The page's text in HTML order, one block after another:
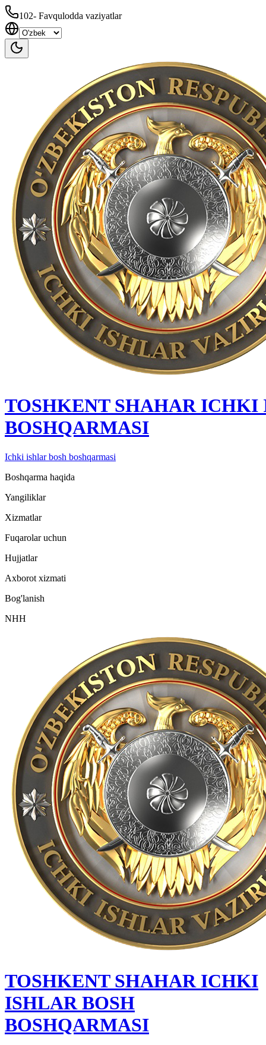
102- Favqulodda vaziyatlar
TOSHKENT SHAHAR IСHKI
BOSHQARMASI
Ichki ishlar bosh boshqarmasi
Boshqarma haqida
Yangiliklar
Xizmatlar
Fuqarolar uchun
Hujjatlar
Axborot xizmati
Bog'lanish
NHH
TOSHKENT SHAHAR IСHKI
ISHLAR BOSH
BOSHQARMASI